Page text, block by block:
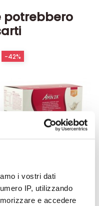
i vostri dati
IP, utilizzando
e accedere
potrebbero
Integratori per dimagrire
Amin 21 K neutro
-42%